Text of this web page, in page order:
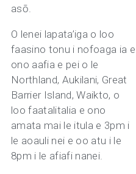
asō.
O lenei lapata’iga o loo
faasino tonu i nofoaga ia e
ono aafia e pei o le
Northland, Aukilani, Great
Barrier Island, Waikto, o
loo faatalitalia e ono
amata mai le itula e 3pm i
le aoauli nei e oo atu i le
8pm i le afiafi nanei.